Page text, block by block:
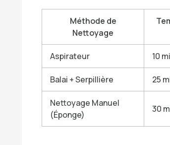
Méthode de
Nettoyage
Aspirateur 10
Balai + Serpillière 25
Nettoyage Manuel
(Éponge)
30